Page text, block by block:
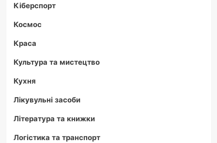
Кіберспорт
Космос
Краса
Культура та мистецтво
Кухня
Лікувульні засоби
Література та книжки
Логістика та транспорт